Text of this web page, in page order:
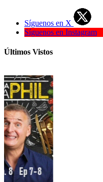
Síguenos en X
Síguenos en Instagram
Últimos Vistos